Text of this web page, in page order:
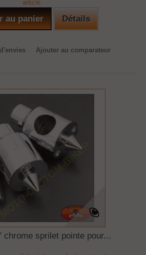
article
au panier Détails
Ajouter au comparateur
chrome sprilet pointe pour...